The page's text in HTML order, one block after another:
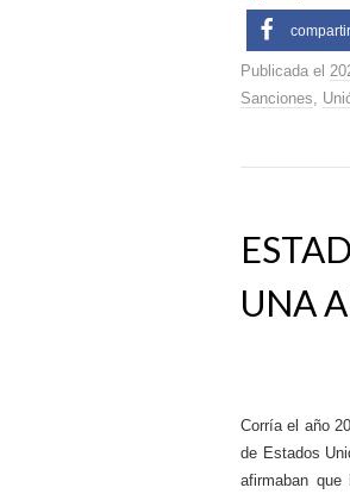
compartir
Publicada el
Sanciones,
UNA
Corría el año
de Estados
afirmaban que